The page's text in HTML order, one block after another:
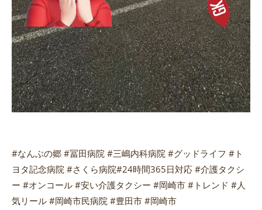
#なんぶの郷 #冨田病院 #三嶋内科病院 #グッドライフ #ト
ヨタ記念病院 #さくら病院#24時間365日対応 #介護タクシ
ー #オンコール #安い介護タクシー #岡崎市 #トレンド #人
気リール #岡崎市民病院 #豊田市 #岡崎市